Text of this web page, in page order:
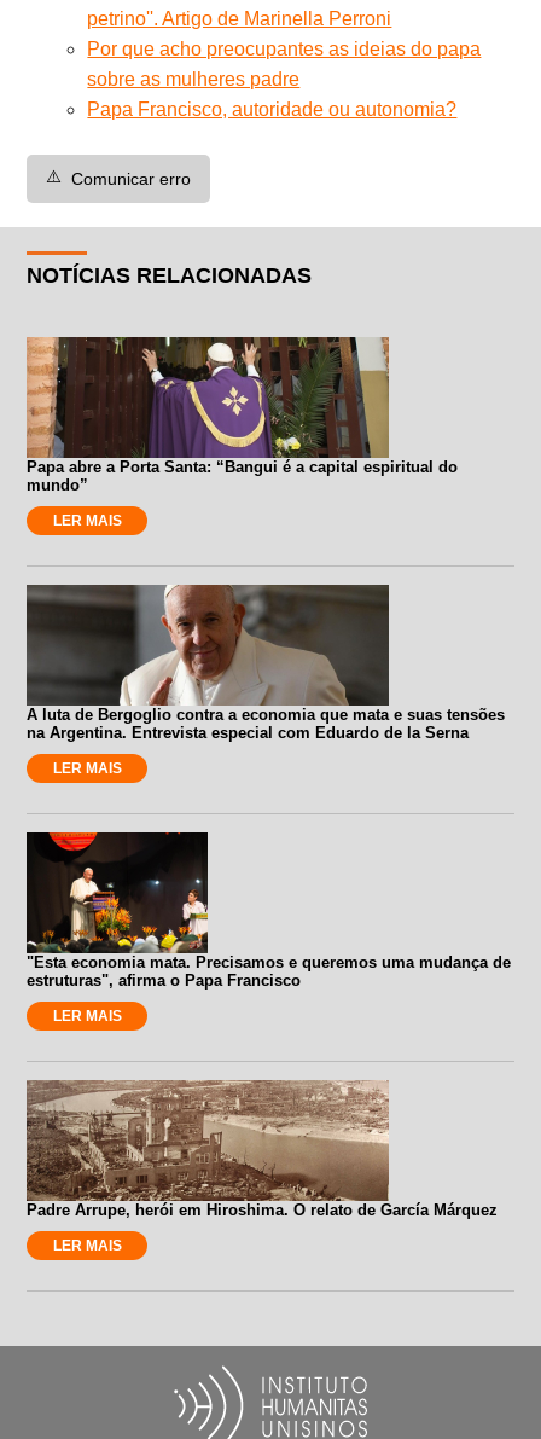
petrino''. Artigo de Marinella Perroni
Por que acho preocupantes as ideias do papa
sobre as mulheres padre
Papa Francisco, autoridade ou autonomia?
⚠️ Comunicar erro
NOTÍCIAS RELACIONADAS
Papa abre a Porta Santa: “Bangui é a capital espiritual do
mundo”
LER MAIS
A luta de Bergoglio contra a economia que mata e suas tensões
na Argentina. Entrevista especial com Eduardo de la Serna
LER MAIS
"Esta economia mata. Precisamos e queremos uma mudança de
estruturas", afirma o Papa Francisco
LER MAIS
Padre Arrupe, herói em Hiroshima. O relato de García Márquez
LER MAIS